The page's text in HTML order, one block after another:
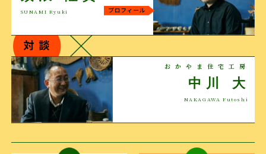
SUNAMI Ryuki
おかやま住宅工房
中川 大
NAKAGAWA Futoshi